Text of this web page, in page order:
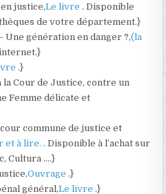
justice,Le livre . Disponible
de votre département.}
Une génération en danger ?,(la
.}
la Cour de Justice, contre un
Femme délicate et
commune de justice et
et à lire. . Disponible à l’achat sur
Cultura ….}
Ouvrage .}
général,Le livre .}